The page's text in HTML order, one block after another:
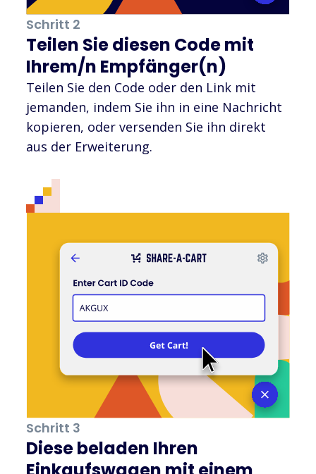
Schritt 2
Teilen Sie diesen Code mit
Ihrem/n Empfänger(n)
Teilen Sie den Code oder den Link mit
jemanden, indem Sie ihn in eine Nachricht
kopieren, oder versenden Sie ihn direkt
aus der Erweiterung.
Schritt 3
Diese beladen Ihren